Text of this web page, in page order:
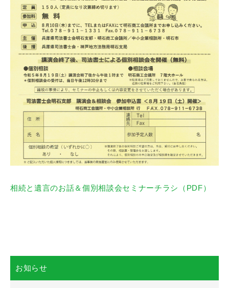
相続と遺言のお話＆個別相談会セミナーチラシ（PDF）
お知らせ